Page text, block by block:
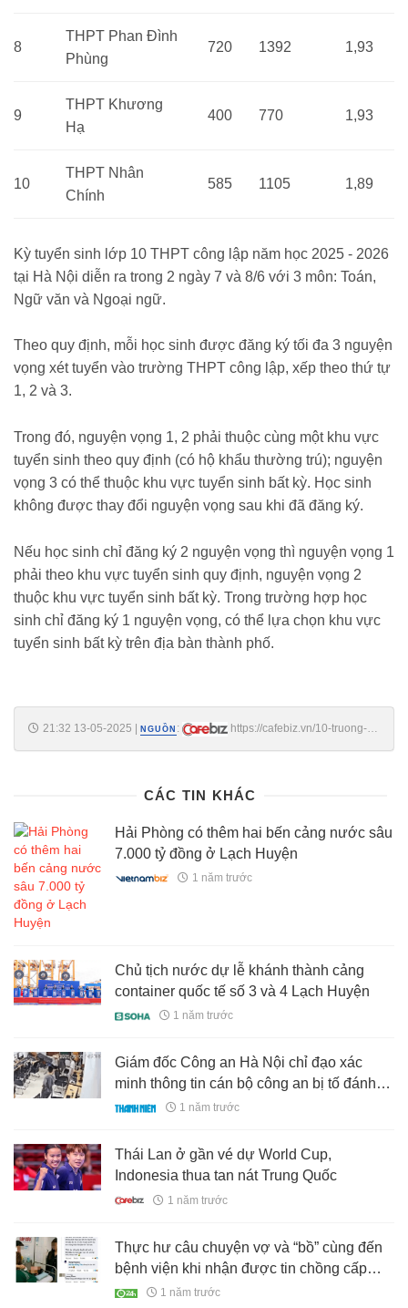
8
THPT Phan Đình
Phùng
720 1392 1,93
9
THPT Khương
Hạ
400 770 1,93
10
THPT Nhân
Chính
585 1105 1,89
Kỳ tuyển sinh lớp 10 THPT công lập năm học 2025 - 2026
tại Hà Nội diễn ra trong 2 ngày 7 và 8/6 với 3 môn: Toán,
Ngữ văn và Ngoại ngữ.
Theo quy định, mỗi học sinh được đăng ký tối đa 3 nguyện
vọng xét tuyển vào trường THPT công lập, xếp theo thứ tự
1, 2 và 3.
Trong đó, nguyện vọng 1, 2 phải thuộc cùng một khu vực
tuyển sinh theo quy định (có hộ khẩu thường trú); nguyện
vọng 3 có thể thuộc khu vực tuyển sinh bất kỳ. Học sinh
không được thay đổi nguyện vọng sau khi đã đăng ký.
Nếu học sinh chỉ đăng ký 2 nguyện vọng thì nguyện vọng 1
phải theo khu vực tuyển sinh quy định, nguyện vọng 2
thuộc khu vực tuyển sinh bất kỳ. Trong trường hợp học
sinh chỉ đăng ký 1 nguyện vọng, có thể lựa chọn khu vực
tuyển sinh bất kỳ trên địa bàn thành phố.
21:32 13-05-2025 NGUỒN :
https://cafebiz.vn/10-truong-ty-
CÁC TIN KHÁC
Hải Phòng có thêm hai bến cảng nước sâu
7.000 tỷ đồng ở Lạch Huyện
1 năm trước
Chủ tịch nước dự lễ khánh thành cảng
container quốc tế số 3 và 4 Lạch Huyện
1 năm trước
Giám đốc Công an Hà Nội chỉ đạo xác
minh thông tin cán bộ công an bị tố đánh
người
1 năm trước
Thái Lan ở gần vé dự World Cup,
Indonesia thua tan nát Trung Quốc
1 năm trước
Thực hư câu chuyện vợ và “bồ” cùng đến
bệnh viện khi nhận được tin chồng cấp
cứu
1 năm trước